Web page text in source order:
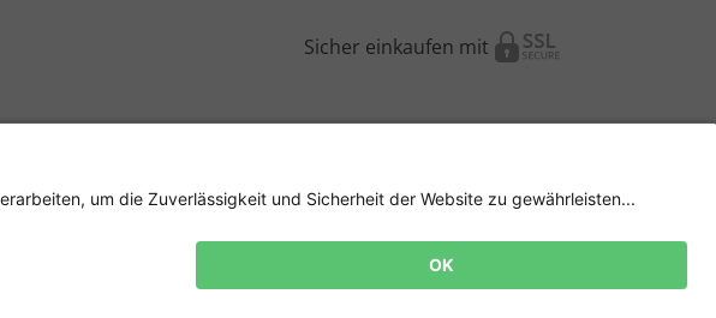
Sicher einkaufen mit